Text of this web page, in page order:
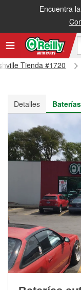
Encuentra
Recibe tu orden
Tienda #1720
Detalles